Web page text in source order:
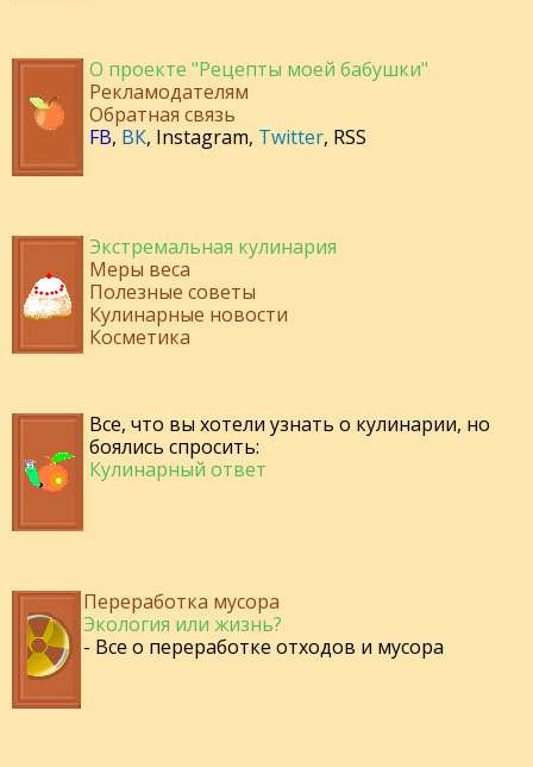
О проекте "Рецепты моей бабушки"
Рекламодателям
Обратная связь
FB, ВК, Instagram, Twitter, RSS
Экстремальная кулинария
Меры веса
Полезные советы
Кулинарные новости
Косметика
Все, что вы хотели узнать о кулинарии, но
боялись спросить:
Кулинарный ответ
Переработка мусора
Экология или жизнь?
- Все о переработке отходов и мусора